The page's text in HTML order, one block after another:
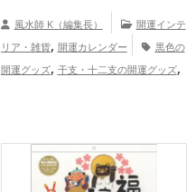
風水師 K（編集長）
開運インテ
リア・雑貨, 開運カレンダー
黒色の
開運グッズ, 干支・十二支の開運グッズ,
関西地方 金運アップ ,
健康運アップ,家庭運・家族運ア